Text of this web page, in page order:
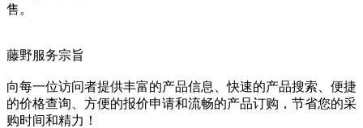
售。
藤野服务宗旨
向每一位访问者提供丰富的产品信息、快速的产品搜索、便捷
的价格查询、方便的报价申请和流畅的产品订购，节省您的采
购时间和精力！